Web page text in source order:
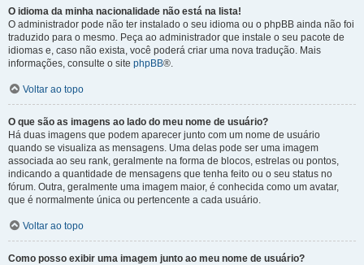
O idioma da minha nacionalidade não está na lista!
O administrador pode não ter instalado o seu idioma ou o phpBB ainda não foi
traduzido para o mesmo. Peça ao administrador que instale o seu pacote de
idiomas e, caso não exista, você poderá criar uma nova tradução. Mais
informações, consulte o site phpBB®.
Voltar ao topo
O que são as imagens ao lado do meu nome de usuário?
Há duas imagens que podem aparecer junto com um nome de usuário
quando se visualiza as mensagens. Uma delas pode ser uma imagem
associada ao seu rank, geralmente na forma de blocos, estrelas ou pontos,
indicando a quantidade de mensagens que tenha feito ou o seu status no
fórum. Outra, geralmente uma imagem maior, é conhecida como um avatar,
que é normalmente única ou pertencente a cada usuário.
Voltar ao topo
Como posso exibir uma imagem junto ao meu nome de usuário?